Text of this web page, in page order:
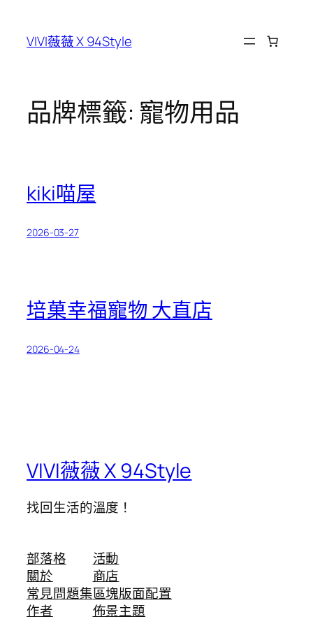
VIVI薇薇 X 94Style
品牌標籤: 寵物用品
kiki喵屋
2026-03-27
培菓幸福寵物 大直店
2026-04-24
VIVI薇薇 X 94Style
找回生活的溫度！
部落格
關於
常見問題集
作者
活動
商店
區塊版面配置
佈景主題